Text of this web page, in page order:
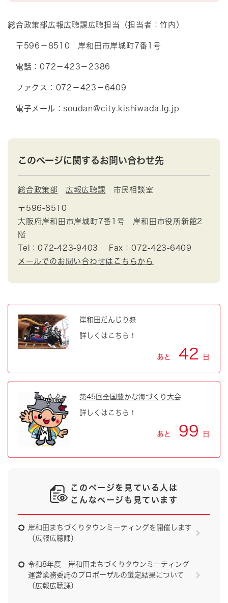
総合政策部広報広聴課広聴担当（担当者：竹内）
〒596－8510 岸和田市岸城町7番1号
電話：072－423－2386
ファクス：072－423－6409
電子メール：soudan@city.kishiwada.lg.jp
このページに関するお問い合わせ先
総合政策部 広報広聴課 市民相談室
〒596-8510
大阪府岸和田市岸城町7番1号 岸和田市役所新館2
階
Tel：072-423-9403
Fax：072-423-6409
メールでのお問い合わせはこちらから
岸和田だんじり祭
詳しくはこちら！
あと 42 日
第45回全国豊かな海づくり大会
詳しくはこちら！
あと 99 日
このページを見ている人は
こんなページも見ています
岸和田まちづくりタウンミーティングを開催します
（広報広聴課）
令和8年度 岸和田まちづくりタウンミーティング
運営業務委託のプロポーザルの選定結果について
（広報広聴課）